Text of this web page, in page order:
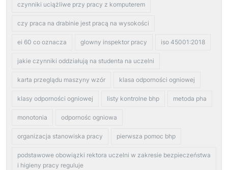
czynniki uciążliwe przy pracy z komputerem
czy praca na drabinie jest pracą na wysokości
ei 60 co oznacza glowny inspektor pracy iso 45001:2018
jakie czynniki oddziałują na studenta na uczelni
karta przeglądu maszyny wzór klasa odporności ogniowej
klasy odporności ogniowej listy kontrolne bhp metoda pha
monotonia odpornośc ogniowa
organizacja stanowiska pracy pierwsza pomoc bhp
podstawowe obowiązki rektora uczelni w zakresie bezpieczeństwa
i higieny pracy reguluje